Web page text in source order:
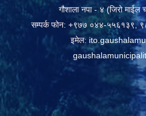
गौशाला नपा - ४ (जिरो माईल
सम्पर्क फोन: +९७७ ०४४-५५६१३९,
इमेल: